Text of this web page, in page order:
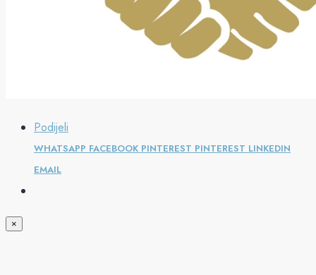
Podijeli
WHATSAPP FACEBOOK PINTEREST PINTEREST LINKEDIN
EMAIL
×